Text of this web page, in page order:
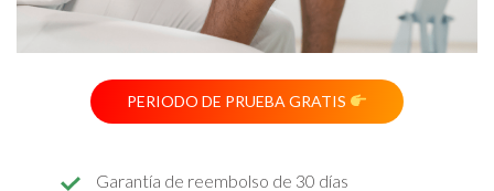
PERIODO DE PRUEBA GRATIS
Garantía de reembolso de 30 días